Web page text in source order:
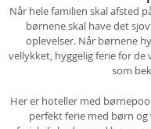
Når hele familien skal afsted
børnene skal have det
oplevelser. Når børnene
vellykket, hyggelig ferie for de
som
Her er hoteller med
perfekt ferie med børn